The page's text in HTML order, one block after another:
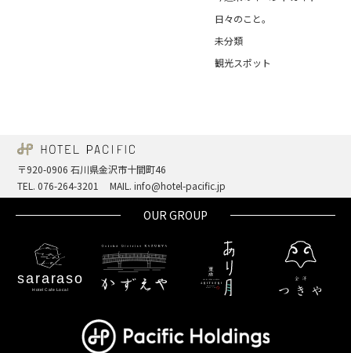
日々のこと。
未分類
観光スポット
〒920-0906 石川県金沢市十間町46
TEL. 076-264-3201
MAIL. info@hotel-pacific.jp
OUR GROUP